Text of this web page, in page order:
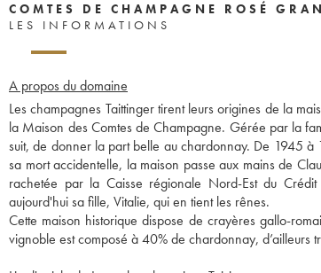
COMTES DE CHAMPAGNE ROSÉ
LES INFORMATIONS
A propos du domaine
Les champagnes Taittinger tirent leurs origines de la
la Maison des Comtes de Champagne. Gérée par la
suit, de donner la part belle au chardonnay. De 1945 à
sa mort accidentelle, la maison passe aux mains de
rachetée par la Caisse régionale Nord-Est du
aujourd'hui sa fille, Vitalie, qui en tient les rênes.
Cette maison historique dispose de crayères gallo-
vignoble est composé à 40% de chardonnay, d’ailleurs